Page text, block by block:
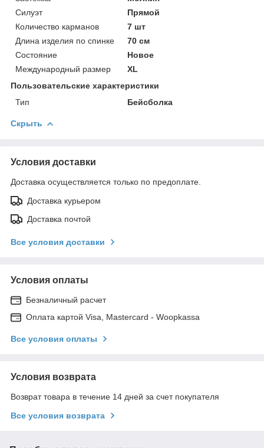
Силуэт
Прямой
Количество карманов
7 шт
Длина изделия по спинке
70 см
Состояние
Новое
Международный размер
XL
Пользовательские характеристики
Тип
Бейсболка
Скрыть
Условия доставки
Доставка осуществляется только по предоплате.
Доставка курьером
Доставка почтой
Все условия доставки
Условия оплаты
Безналичный расчет
Оплата картой Visa, Mastercard - Woopkassa
Все условия оплаты
Условия возврата
Возврат товара в течение 14 дней за счет покупателя
Все условия возврата